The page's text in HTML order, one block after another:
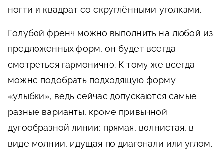
ногти и квадрат со скруглёнными уголками.
Голубой френч можно выполнить на любой из
предложенных форм, он будет всегда
смотреться гармонично. К тому же всегда
можно подобрать подходящую форму
«улыбки», ведь сейчас допускаются самые
разные варианты, кроме привычной
дугообразной линии: прямая, волнистая, в
виде молнии, идущая по диагонали или углом.